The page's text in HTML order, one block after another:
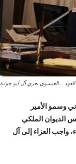
.. العيسوي يعزي آل أبو جودة
وسمو الأمير
الديوان الملكي
واجب العزاء إلى آل